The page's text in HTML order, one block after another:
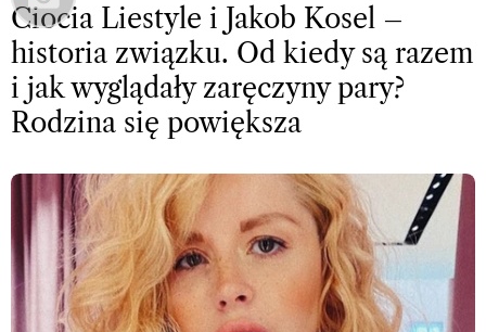
Ciocia Liestyle i Jakob Kosel –
historia związku. Od kiedy są razem
i jak wyglądały zaręczyny pary?
Rodzina się powiększa